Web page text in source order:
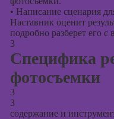
• Написание сценария
Наставник оценит
подробно разберет его с
3
Специфика
фотосъемки
3
3
содержание и